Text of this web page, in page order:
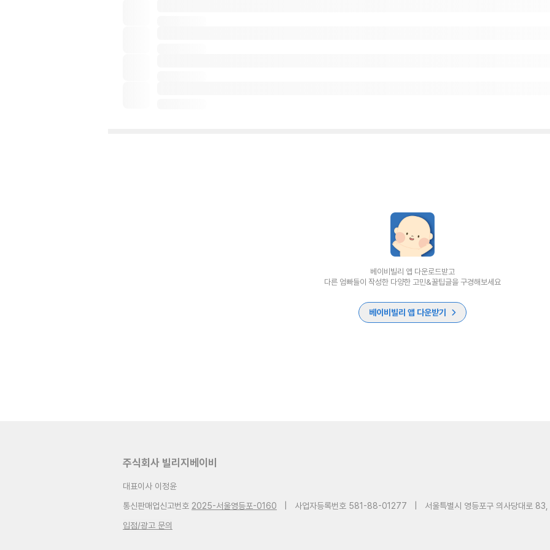
베이비빌리 앱 다운로드받고
다른 엄빠들이 작성한 다양한 고민&꿀팁글을 구경해보세요
베이비빌리 앱 다운받기
주식회사 빌리지베이비
대표이사 이정윤
통신판매업신고번호 2025-서울영등포-0160 사업자등록번호 581-88-01277
서울특별시 영등포구 의사당대로
입점/광고 문의